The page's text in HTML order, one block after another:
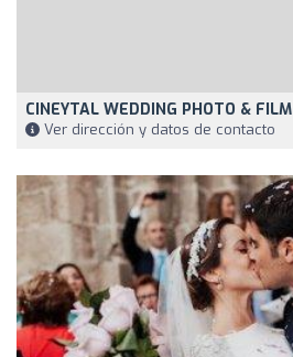
CINEYTAL WEDDING PHOTO & FILM
Ver dirección y datos de contacto